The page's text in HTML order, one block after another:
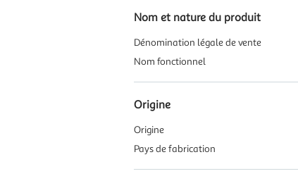
Nom et nature du produit
Dénomination légale de vente
Nom fonctionnel
Origine
Origine
Pays de fabrication